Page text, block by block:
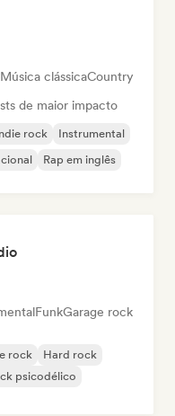
Música clássicaCountry
de maior impacto
rock
Instrumental
Rap em inglês
FunkGarage rock
rock
Hard rock
psicodélico